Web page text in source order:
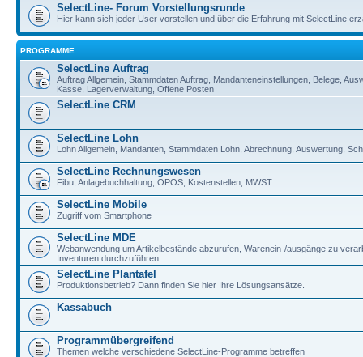
SelectLine- Forum Vorstellungsrunde
Hier kann sich jeder User vorstellen und über die Erfahrung mit SelectLine
PROGRAMME
SelectLine Auftrag
Auftrag Allgemein, Stammdaten Auftrag, Mandanteneinstellungen, Belege,
Kasse, Lagerverwaltung, Offene Posten
SelectLine CRM
SelectLine Lohn
Lohn Allgemein, Mandanten, Stammdaten Lohn, Abrechnung, Auswertung,
SelectLine Rechnungswesen
Fibu, Anlagebuchhaltung, OPOS, Kostenstellen, MWST
SelectLine Mobile
Zugriff vom Smartphone
SelectLine MDE
Webanwendung um Artikelbestände abzurufen, Warenein-/ausgänge zu
Inventuren durchzuführen
SelectLine Plantafel
Produktionsbetrieb? Dann finden Sie hier Ihre Lösungsansätze.
Kassabuch
Programmübergreifend
Themen welche verschiedene SelectLine-Programme betreffen